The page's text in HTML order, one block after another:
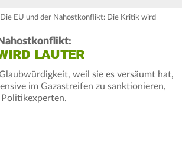
Die EU und der Nahostkonflikt: Die Kritik wird
LAUTER
weil sie es versäumt hat,
im Gazastreifen zu sanktionieren,
Politikexperten.